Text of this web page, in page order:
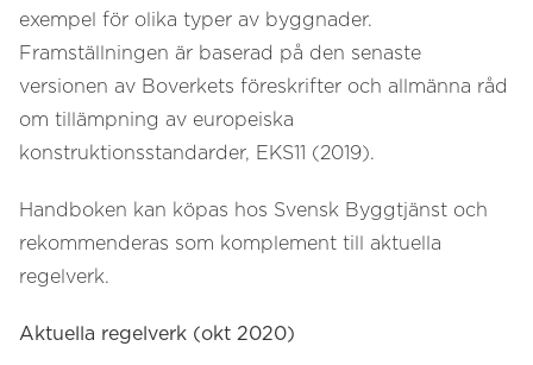
exempel för olika typer av byggnader.
Framställningen är baserad på den senaste
versionen av Boverkets föreskrifter och allmänna råd
om tillämpning av europeiska
konstruktionsstandarder, EKS11 (2019).
Handboken kan köpas hos Svensk Byggtjänst och
rekommenderas som komplement till aktuella
regelverk.
Aktuella regelverk (okt 2020)